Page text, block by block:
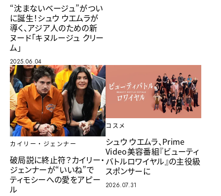
“沈まないベージュ”がつい
に誕生！シュウ ウエムラが
導く、アジア人のための新
ヌード「キヌルージュ クリー
ム」
2025.06.04
カイリー・ジェンナー
破局説に終止符？カイリー・
ジェンナーが“いいね”で
ティモシーへの愛をアピー
ル
コスメ
シュウ ウエムラ、Prime
Video美容番組『ビューティ
バトルロワイヤル』の主役級
スポンサーに
2026.07.31